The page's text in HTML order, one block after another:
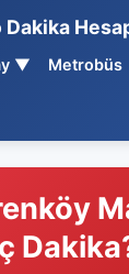
Dakika
▼ Metrobüs